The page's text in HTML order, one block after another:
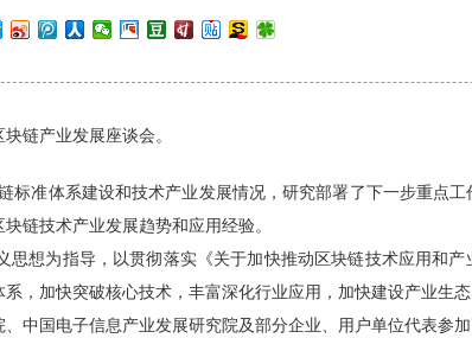
链产业发展座谈会。
准体系建设和技术产业发展情况，研究部署了下一步重点工
链技术产业发展趋势和应用经验。
为指导，以贯彻落实《关于加快推动区块链技术应用和产
，加快突破核心技术，丰富深化行业应用，加快建设产业生态
国电子信息产业发展研究院及部分企业、用户单位代表参加